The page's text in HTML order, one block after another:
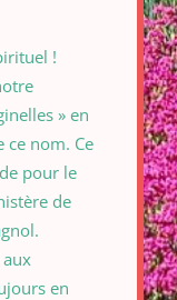
!
» en
ce nom. Ce
pour le
de
en